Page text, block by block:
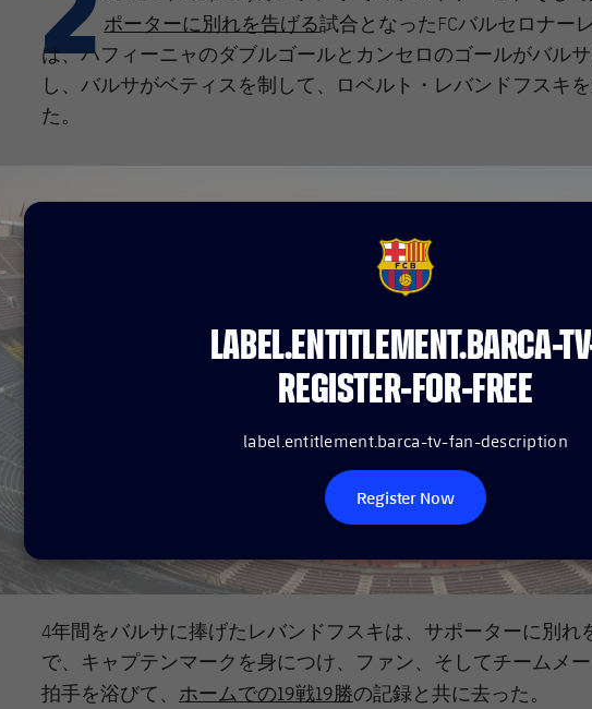
ポーターに別れを告げる試合となったFCバルセロナー
は、ハフィーニャのダブルゴールとカンセロのゴールがバル
し、バルサがベティスを制して、ロベルト・レバンドフスキ
た。
FCB Barcelona badge
LABEL.ENTITLEMENT.BARCA-
REGISTER-FOR-FREE
label.entitlement.barca-tv-fan-description
Register Now
4年間をバルサに捧げたレバンドフスキは、サポーターに別れ
で、キャプテンマークを身につけ、ファン、そしてチームメ
拍手を浴びて、 ホームでの19戦19勝の記録と共に去った。